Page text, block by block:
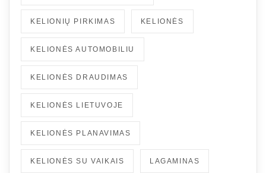
KELIONIŲ PIRKIMAS KELIONĖS
KELIONĖS AUTOMOBILIU
KELIONĖS DRAUDIMAS
KELIONĖS LIETUVOJE
KELIONĖS PLANAVIMAS
KELIONĖS SU VAIKAIS LAGAMINAS